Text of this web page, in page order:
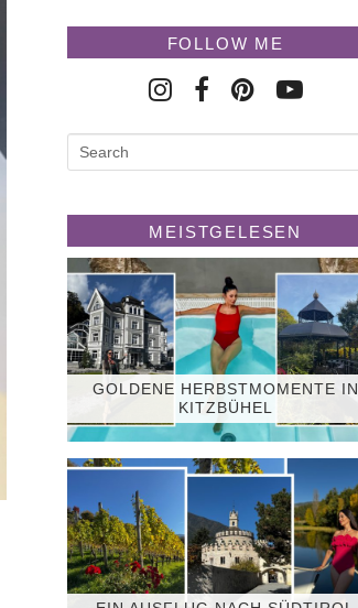
FOLLOW ME
MEISTGELESEN
GOLDENE HERBSTMOMENTE IN
KITZBÜHEL